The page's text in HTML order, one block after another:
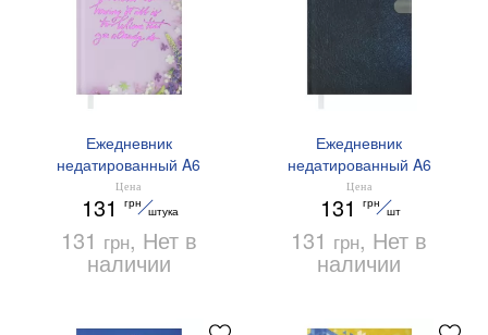
Ежедневник
недатированный A6
Buromax PRETTY
BM.2628-07 фиолетовый
Цена
131 грн
штука
131 грн, Нет в
наличии
Ежедневник
недатированный A6
Buromax INDEX BM.2620-
02 синий
Цена
131 грн
шт
131 грн, Нет в
наличии